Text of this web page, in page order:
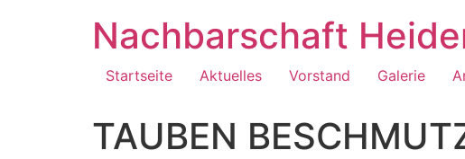
Nachbarschaft
Startseite Aktuelles Vorstand Galerie
TAUBEN